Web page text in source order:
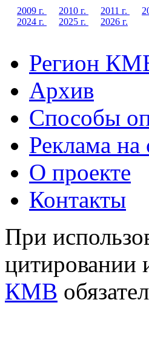
2009 г. 2010 г. 2011 г.
2024 г.
2025 г. 2026 г.
Регион
Архив
Способы
Реклама на
О проекте
Контакты
При
цитировании
КМВ